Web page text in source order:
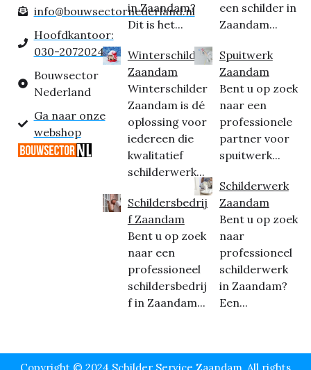
info@bouwsectornederland.nl
Hoofdkantoor:
030-2072024
Bouwsector
Nederland
Ga naar onze
webshop
in Zaandam?
Dit is het...
Winterschilder
Zaandam
Winterschilder
Zaandam is dé
oplossing voor
iedereen die
kwalitatief
schilderwerk...
Schildersbedrij
f Zaandam
Bent u op zoek
naar een
professioneel
schildersbedrij
f in Zaandam...
een schilder in
Zaandam...
Spuitwerk
Zaandam
Bent u op zoek
naar een
professionele
partner voor
spuitwerk...
Schilderwerk
Zaandam
Bent u op zoek
naar
professioneel
schilderwerk
in Zaandam?
Een...